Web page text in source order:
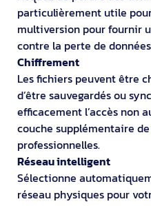
particulièrement utile
multiversion pour fournir
contre la perte de
Chiffrement
Les fichiers peuvent être
d’être sauvegardés ou
efficacement l’accès non
couche supplémentaire
professionnelles.
Réseau intelligent
Sélectionne
réseau physiques pour